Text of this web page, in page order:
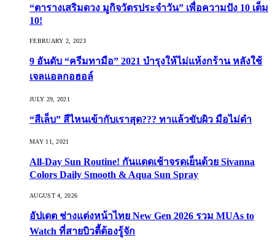
“ตารางเสริมดวง มูกิจวัตรประจำวัน” เพื่อความปัง 10 เต็ม
10!
FEBRUARY 2, 2023
9 อันดับ “ครีมทามือ” 2021 บำรุงให้ไม่แห้งกร้าน หลังใช้
เจลแอลกอฮอล์
JULY 29, 2021
“สีเล็บ” สีไหนเข้ากับเราสุด??? ทาแล้วขับผิว มือไม่ดำ
MAY 11, 2021
All-Day Sun Routine! กันแดดเช้าจรดเย็นด้วย Sivanna
Colors Daily Smooth & Aqua Sun Spray
AUGUST 4, 2026
อัปเดต ช่างแต่งหน้าไทย New Gen 2026 รวม MUAs to
Watch ที่สายบิวตี้ต้องรู้จัก